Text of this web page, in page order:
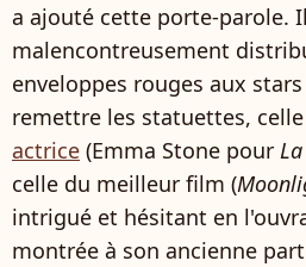
a ajouté cette porte-parole.
malencontreusement
enveloppes rouges aux
remettre les statuettes,
actrice (Emma Stone pour
celle du meilleur film (
intrigué et hésitant en
montrée à son ancienne